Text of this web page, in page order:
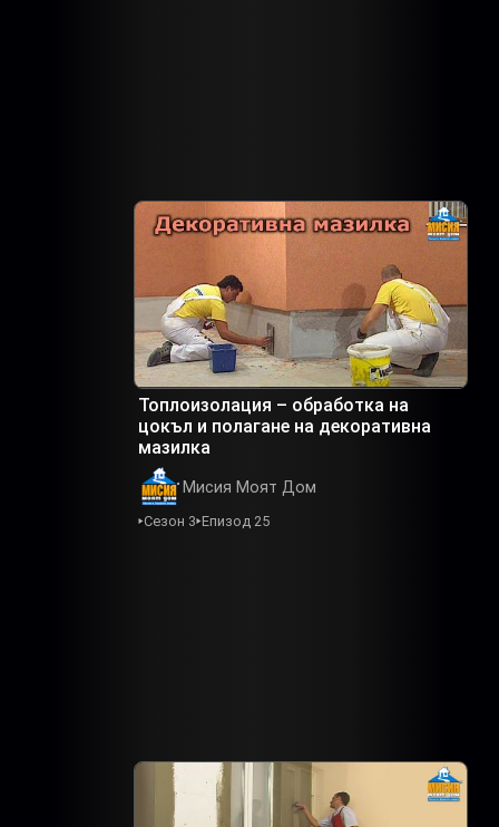
Топлоизолация – обработка на
цокъл и полагане на декоративна
мазилка
Мисия Моят Дом
Сезон 3 Епизод 25